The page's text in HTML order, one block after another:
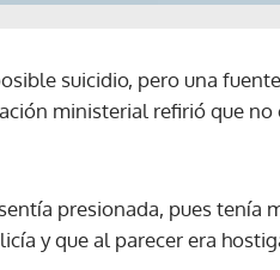
suicidio, pero una
ministerial refirió que no
presionada, pues tenía
y que al parecer era